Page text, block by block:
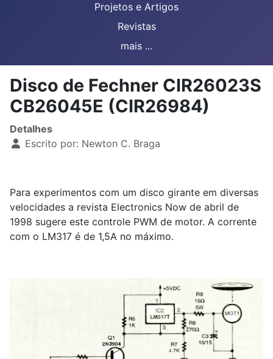
Projetos e Artigos
Revistas
mais ...
Disco de Fechner CIR26023S
CB26045E (CIR26984)
Detalhes
Escrito por: Newton C. Braga
Para experimentos com um disco girante em diversas
velocidades a revista Electronics Now de abril de
1998 sugere este controle PWM de motor. A corrente
com o LM317 é de 1,5A no máximo.